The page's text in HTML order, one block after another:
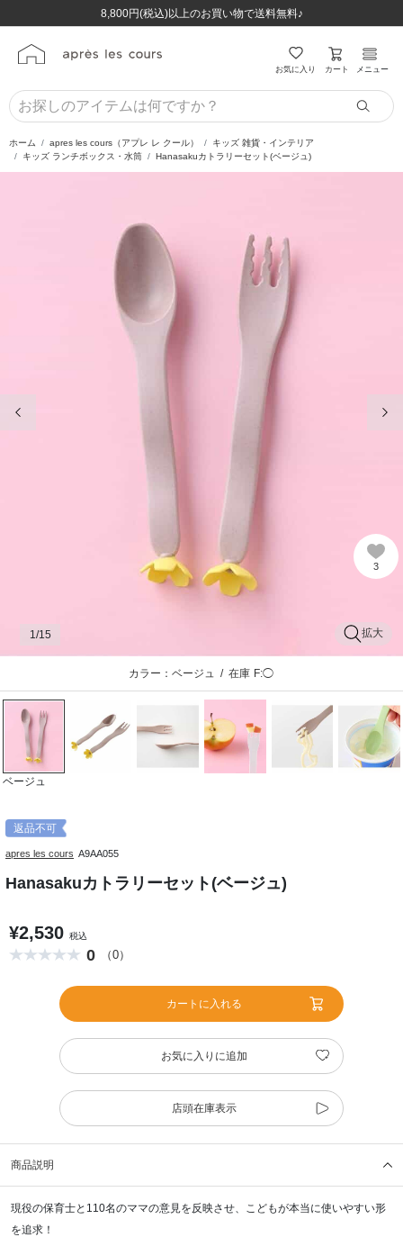
8,800円(税込)以上のお買い物で送料無料♪
ほぼ全品半額！！8/12(水)お昼12:59まで！！
8,800円(税込)以上のお買い物で送料無料♪
ほぼ全品半額！！8/12(水)お昼12:59まで！！
お気に入り カート メニュー
ホーム apres les cours（アプレ レ クール）
キッズ 雑貨・インテリア
キッズ ランチボックス・水筒
Hanasakuカトラリーセット(ベージュ)
3
拡大
1 /15
カラー：ベージュ / 在庫 F:◯
ベージュ
返品不可
apres les cours A9AA055
Hanasakuカトラリーセット(ベージュ)
¥2,530 税込
0 （0）
カートに入れる
お気に入りに追加
店頭在庫表示
商品説明
現役の保育士と110名のママの意見を反映させ、こどもが本当に使いやすい形
を追求！